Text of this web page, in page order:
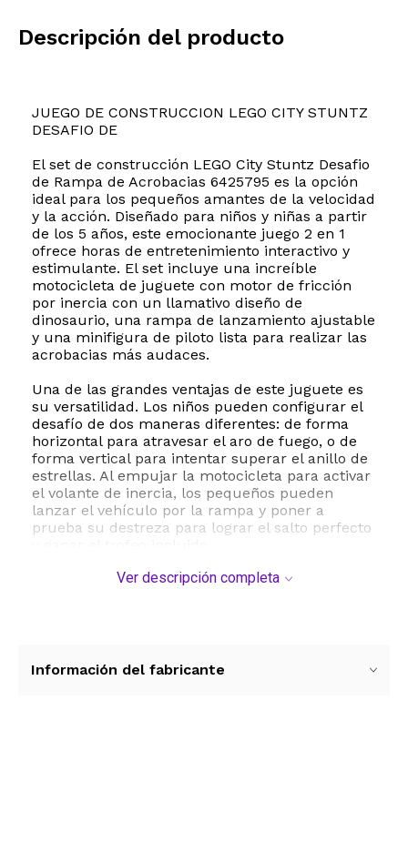
Descripción del producto
JUEGO DE CONSTRUCCION LEGO CITY STUNTZ
DESAFIO DE
El set de construcción LEGO City Stuntz Desafio
de Rampa de Acrobacias 6425795 es la opción
ideal para los pequeños amantes de la velocidad
y la acción. Diseñado para niños y niñas a partir
de los 5 años, este emocionante juego 2 en 1
ofrece horas de entretenimiento interactivo y
estimulante. El set incluye una increíble
motocicleta de juguete con motor de fricción
por inercia con un llamativo diseño de
dinosaurio, una rampa de lanzamiento ajustable
y una minifigura de piloto lista para realizar las
acrobacias más audaces.
Una de las grandes ventajas de este juguete es
su versatilidad. Los niños pueden configurar el
desafío de dos maneras diferentes: de forma
horizontal para atravesar el aro de fuego, o de
forma vertical para intentar superar el anillo de
estrellas. Al empujar la motocicleta para activar
el volante de inercia, los pequeños pueden
lanzar el vehículo por la rampa y poner a
prueba su destreza para lograr el salto perfecto
Este set fomenta el desarrollo de habilidades
pistas y crear espectáculos de acrobacias aún
Ver descripción completa
Información del fabricante